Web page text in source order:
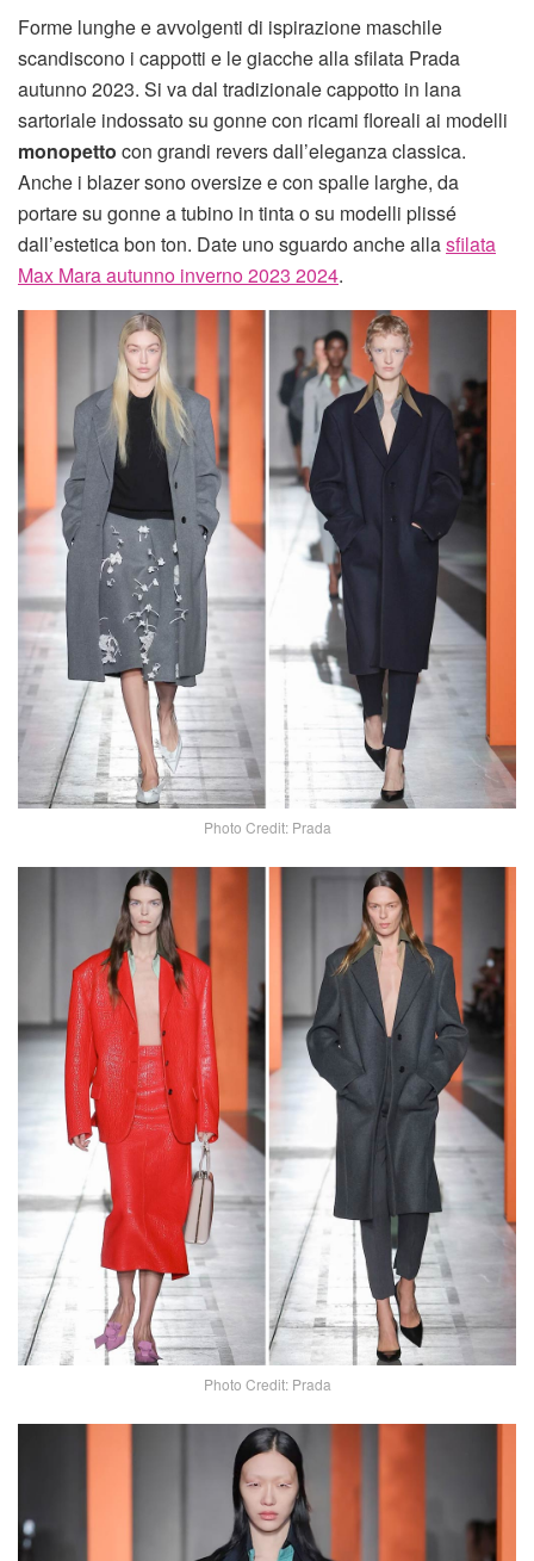
Forme lunghe e avvolgenti di ispirazione maschile
scandiscono i cappotti e le giacche alla sfilata Prada
autunno 2023. Si va dal tradizionale cappotto in lana
sartoriale indossato su gonne con ricami floreali ai modelli
monopetto con grandi revers dall’eleganza classica.
Anche i blazer sono oversize e con spalle larghe, da
portare su gonne a tubino in tinta o su modelli plissé
dall’estetica bon ton. Date uno sguardo anche allasfilata
Max Mara autunno inverno 2023 2024.
Photo Credit: Prada
Photo Credit: Prada